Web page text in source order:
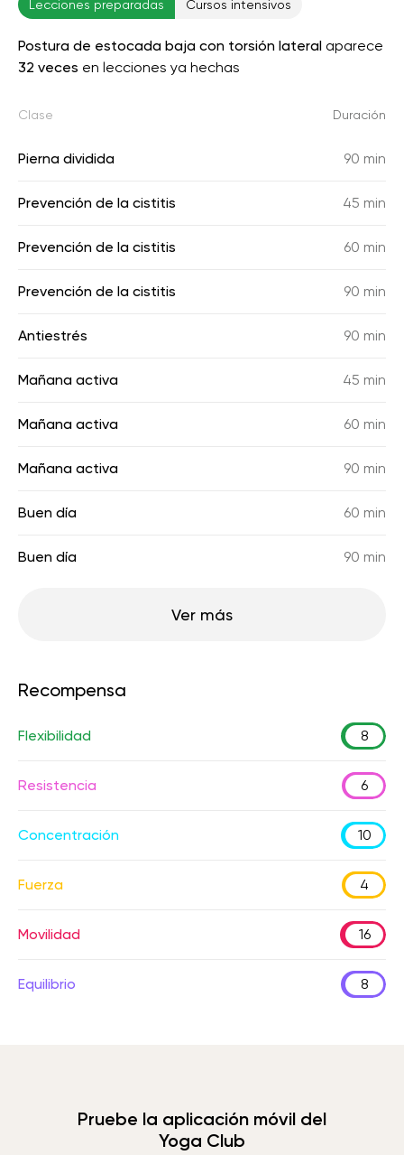
Lecciones preparadas Cursos intensivos
Postura de estocada baja con torsión lateral aparece
32 veces en lecciones ya hechas
Clase Duración
Pierna dividida 90 min
Prevención de la cistitis 45 min
Prevención de la cistitis 60 min
Prevención de la cistitis 90 min
Antiestrés 90 min
Mañana activa 45 min
Mañana activa 60 min
Mañana activa 90 min
Buen día 60 min
Buen día 90 min
Ver más
Recompensa
Flexibilidad 8
Resistencia 6
Concentración 10
Fuerza 4
Movilidad 16
Equilibrio 8
Pruebe la aplicación móvil del
Yoga Club